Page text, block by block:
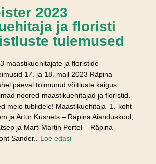
2023
ja floristi
tulemused
maastikuehitajate ja floristide
17. ja 18. mail 2023 Räpina
päeval toimunud võitluste käigus
noored maastikuehitajad ja floristid.
meie tublidele! Maastikuehitaja 1. koht
ja Artur Kusnets – Räpina Aianduskool;
ja Mart-Martin Pertel – Räpina
Sander.. Loe edasi